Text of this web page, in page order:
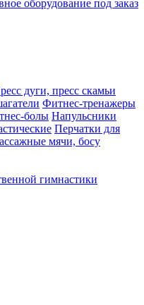
оборудование под заказ
дуги, пресс скамьи
Фитнес-тренажеры
болы Напульсники
Перчатки для
мячи, босу
гимнастики